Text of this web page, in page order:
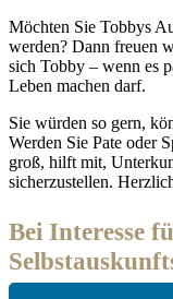
Möchten Sie Tobbys
werden? Dann freuen
sich Tobby – wenn es
Leben machen darf.
Sie würden so gern,
Werden Sie Pate oder
groß, hilft mit,
sicherzustellen.
Bei Interesse